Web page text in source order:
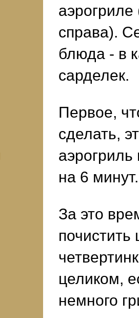
справа).
блюда - в
сарделек.
Первое,
сделать,
аэрогриль
на 6 минут.
За это
целиком,
немного